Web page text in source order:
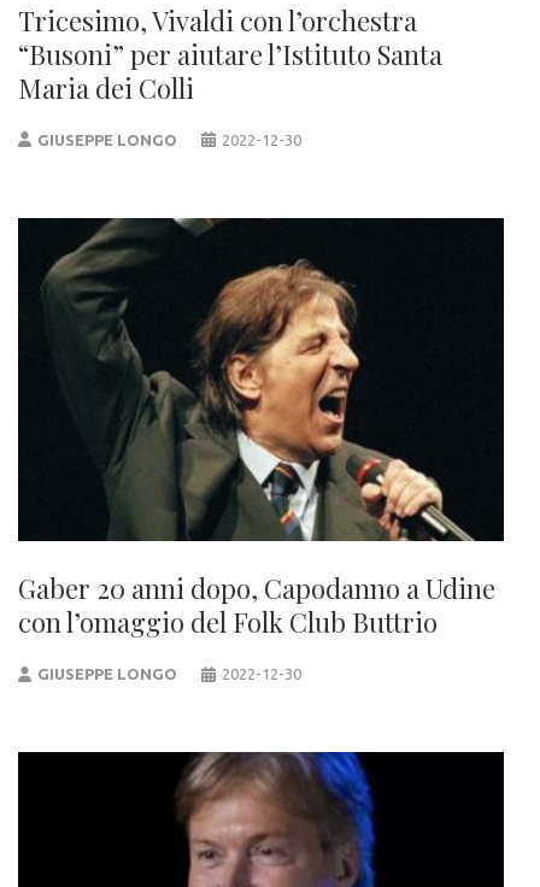
Tricesimo, Vivaldi con l’orchestra
“Busoni” per aiutare l’Istituto Santa
Maria dei Colli
GIUSEPPE LONGO 2022-12-30
Gaber 20 anni dopo, Capodanno a Udine
con l’omaggio del Folk Club Buttrio
GIUSEPPE LONGO 2022-12-30